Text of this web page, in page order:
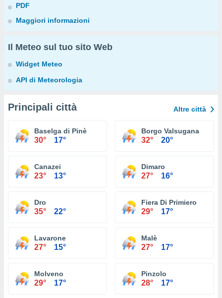
PDF
Maggiori informazioni
Il Meteo sul tuo sito Web
Widget Meteo
API di Meteorologia
Principali città Altre città
Baselga di Pinè
30° 17°
Borgo Valsugana
32° 20°
Canazei
23° 13°
Dimaro
27° 16°
Dro
35° 22°
Fiera Di Primiero
29° 17°
Lavarone
27° 15°
Malè
27° 17°
Molveno
29° 17°
Pinzolo
28° 17°